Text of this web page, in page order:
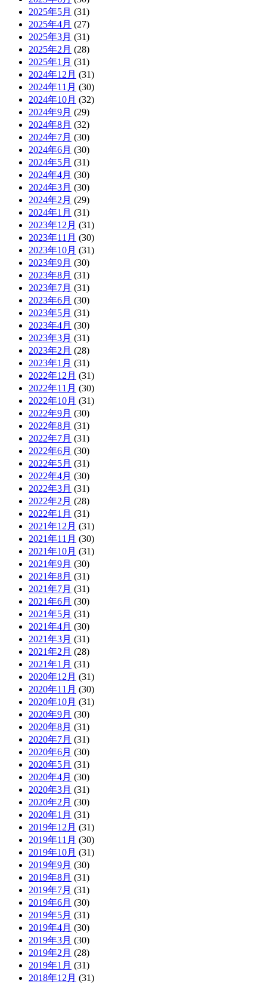
2025年5月 (31)
2025年4月 (27)
2025年3月 (31)
2025年2月 (28)
2025年1月 (31)
2024年12月 (31)
2024年11月 (30)
2024年10月 (32)
2024年9月 (29)
2024年8月 (32)
2024年7月 (30)
2024年6月 (30)
2024年5月 (31)
2024年4月 (30)
2024年3月 (30)
2024年2月 (29)
2024年1月 (31)
2023年12月 (31)
2023年11月 (30)
2023年10月 (31)
2023年9月 (30)
2023年8月 (31)
2023年7月 (31)
2023年6月 (30)
2023年5月 (31)
2023年4月 (30)
2023年3月 (31)
2023年2月 (28)
2023年1月 (31)
2022年12月 (31)
2022年11月 (30)
2022年10月 (31)
2022年9月 (30)
2022年8月 (31)
2022年7月 (31)
2022年6月 (30)
2022年5月 (31)
2022年4月 (30)
2022年3月 (31)
2022年2月 (28)
2022年1月 (31)
2021年12月 (31)
2021年11月 (30)
2021年10月 (31)
2021年9月 (30)
2021年8月 (31)
2021年7月 (31)
2021年6月 (30)
2021年5月 (31)
2021年4月 (30)
2021年3月 (31)
2021年2月 (28)
2021年1月 (31)
2020年12月 (31)
2020年11月 (30)
2020年10月 (31)
2020年9月 (30)
2020年8月 (31)
2020年7月 (31)
2020年6月 (30)
2020年5月 (31)
2020年4月 (30)
2020年3月 (31)
2020年2月 (30)
2020年1月 (31)
2019年12月 (31)
2019年11月 (30)
2019年10月 (31)
2019年9月 (30)
2019年8月 (31)
2019年7月 (31)
2019年6月 (30)
2019年5月 (31)
2019年4月 (30)
2019年3月 (30)
2019年2月 (28)
2019年1月 (31)
2018年12月 (31)